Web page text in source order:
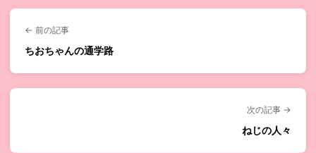
← 前の記事
ちおちゃんの通学路
次の記事 →
ねじの人々